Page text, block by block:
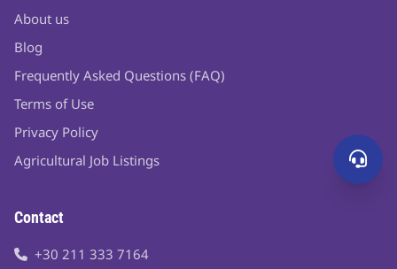
About us
Blog
Frequently Asked Questions (FAQ)
Terms of Use
Privacy Policy
Agricultural Job Listings
Contact
+30 211 333 7164